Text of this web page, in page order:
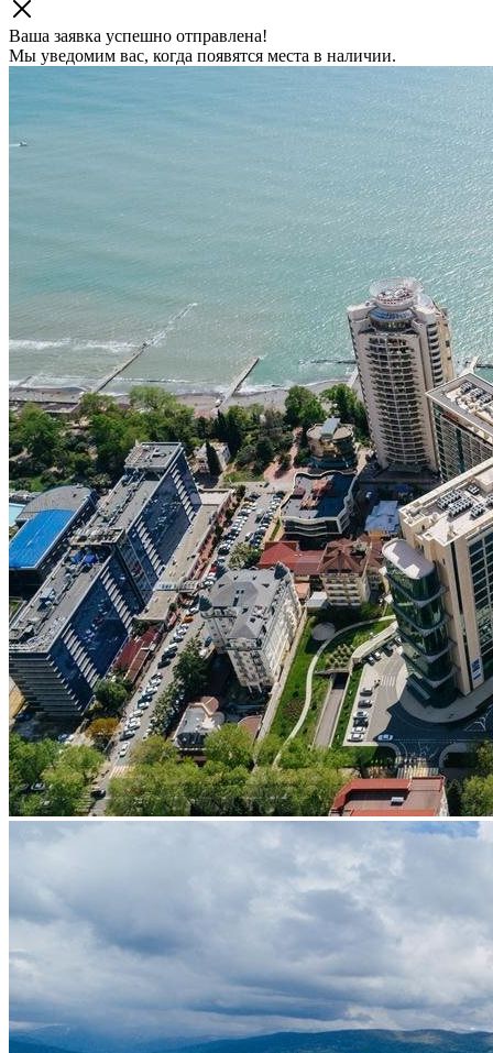
Ваша заявка успешно отправлена!
Мы уведомим вас, когда появятся места в наличии.